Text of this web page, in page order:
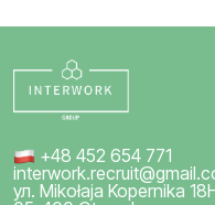
+48 452 654 771
ул. Mikołaja Kopernika